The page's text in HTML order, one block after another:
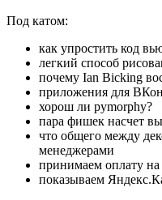
Под катом:
как упростить код
легкий способ
почему Ian Bicking
приложения для
хорош ли pymorphy?
пара фишек насчет
что общего между
менеджерами
принимаем оплату на
показываем